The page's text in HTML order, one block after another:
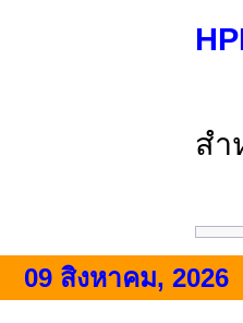
สำ
09 สิงหาคม, 2026